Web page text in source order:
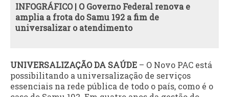
INFOGRÁFICO | O Governo Federal renova e
amplia a frota do Samu 192 a fim de
universalizar o atendimento
UNIVERSALIZAÇÃO DA SAÚDE – O Novo PAC está
possibilitando a universalização de serviços
essenciais na rede pública de todo o país, como é o